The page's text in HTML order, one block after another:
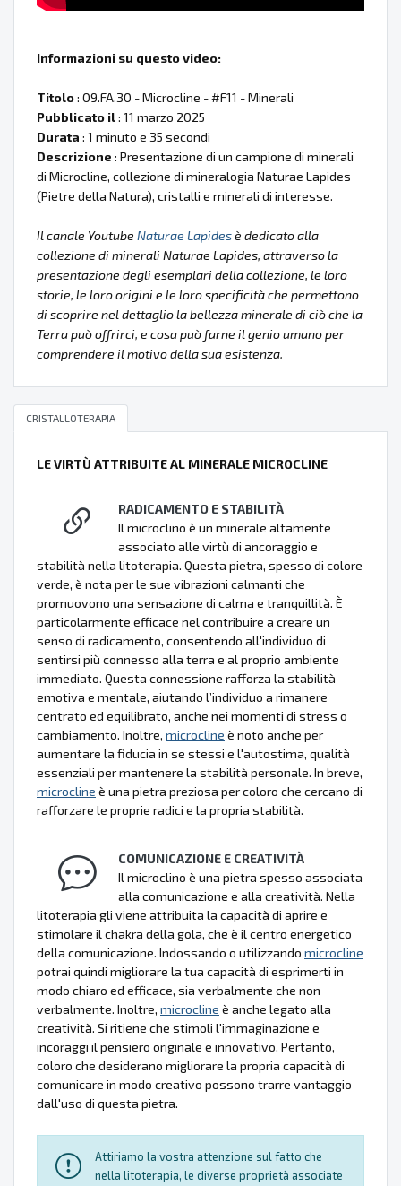
Informazioni su questo video:
Titolo: 09.FA.30 - Microcline - #F11 - Minerali
Pubblicato il: 11 marzo 2025
Durata : 1 minuto e 35 secondi
Descrizione : Presentazione di un campione di minerali
di Microcline, collezione di mineralogia Naturae Lapides
(Pietre della Natura), cristalli e minerali di interesse.
Il canale Youtube Naturae Lapidesè dedicato alla
collezione di minerali Naturae Lapides, attraverso la
presentazione degli esemplari della collezione, le loro
storie, le loro origini e le loro specificità che permettono
di scoprire nel dettaglio la bellezza minerale di ciò che la
Terra può offrirci, e cosa può farne il genio umano per
comprendere il motivo della sua esistenza.
CRISTALLOTERAPIA
LE VIRTÙ ATTRIBUITE AL MINERALE MICROCLINE
RADICAMENTO E STABILITÀ
Il microclino è un minerale altamente
associato alle virtù di ancoraggio e
stabilità nella litoterapia. Questa pietra, spesso di colore
verde, è nota per le sue vibrazioni calmanti che
promuovono una sensazione di calma e tranquillità. È
particolarmente efficace nel contribuire a creare un
senso di radicamento, consentendo all'individuo di
sentirsi più connesso alla terra e al proprio ambiente
immediato. Questa connessione rafforza la stabilità
emotiva e mentale, aiutando l’individuo a rimanere
centrato ed equilibrato, anche nei momenti di stress o
cambiamento. Inoltre, microcline è noto anche per
aumentare la fiducia in se stessi e l'autostima, qualità
essenziali per mantenere la stabilità personale. In breve,
microcline è una pietra preziosa per coloro che cercano di
rafforzare le proprie radici e la propria stabilità.
COMUNICAZIONE E CREATIVITÀ
Il microclino è una pietra spesso associata
alla comunicazione e alla creatività. Nella
litoterapia gli viene attribuita la capacità di aprire e
stimolare il chakra della gola, che è il centro energetico
della comunicazione. Indossando o utilizzando microcline
potrai quindi migliorare la tua capacità di esprimerti in
modo chiaro ed efficace, sia verbalmente che non
verbalmente. Inoltre, microcline è anche legato alla
creatività. Si ritiene che stimoli l'immaginazione e
incoraggi il pensiero originale e innovativo. Pertanto,
coloro che desiderano migliorare la propria capacità di
comunicare in modo creativo possono trarre vantaggio
dall'uso di questa pietra.
Attiriamo la vostra attenzione sul fatto che
nella litoterapia, le diverse proprietà associate